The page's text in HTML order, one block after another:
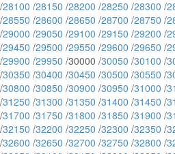
/28100 /28150 /28200 /28250 /28300 /
/28550 /28600 /28650 /28700 /28750 /
/29000 /29050 /29100 /29150 /29200 /
/29450 /29500 /29550 /29600 /29650 /
/29900 /29950 /30000 /30050 /30100 /
/30350 /30400 /30450 /30500 /30550 /
/30800 /30850 /30900 /30950 /31000 /
/31250 /31300 /31350 /31400 /31450 /
/31700 /31750 /31800 /31850 /31900 /
/32150 /32200 /32250 /32300 /32350 /
/32600 /32650 /32700 /32750 /32800 /